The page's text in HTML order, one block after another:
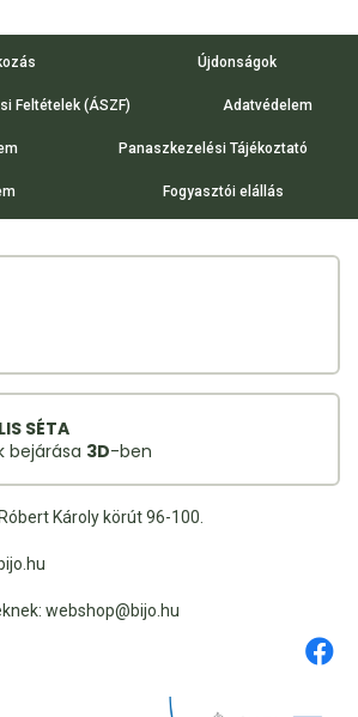
Újdonságok
Feltételek (ÁSZF) Adatvédelem
Panaszkezelési Tájékoztató
Fogyasztói elállás
SÉTA
bejárása 3D-ben
Károly körút 96-100.
webshop@bijo.hu